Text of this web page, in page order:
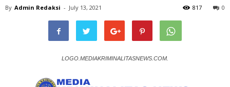
By Admin Redaksi - July 13, 2021 0
817
LOGO.MEDIAKRIMINALITASNEWS.COM.